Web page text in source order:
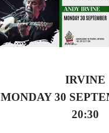
IRVINE
MONDAY 30
20:30